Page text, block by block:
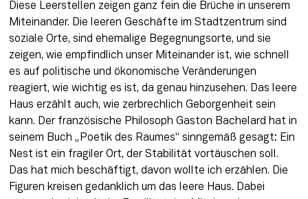
Diese Leerstellen zeigen ganz fein die Brüche in unserem
Miteinander. Die leeren Geschäfte im Stadtzentrum sind
soziale Orte, sind ehemalige Begegnungsorte, und sie
zeigen, wie empfindlich unser Miteinander ist, wie schnell
es auf politische und ökonomische Veränderungen
reagiert, wie wichtig es ist, da genau hinzusehen. Das leere
Haus erzählt auch, wie zerbrechlich Geborgenheit sein
kann. Der französische Philosoph Gaston Bachelard hat in
seinem Buch „Poetik des Raumes“ sinngemäß gesagt: Ein
Nest ist ein fragiler Ort, der Stabilität vortäuschen soll.
Das hat mich beschäftigt, davon wollte ich erzählen. Die
Figuren kreisen gedanklich um das leere Haus. Dabei